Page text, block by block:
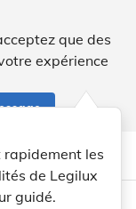
que des
expérience
rapidement les
de Legilux
guidé.
light_mode dark_mode